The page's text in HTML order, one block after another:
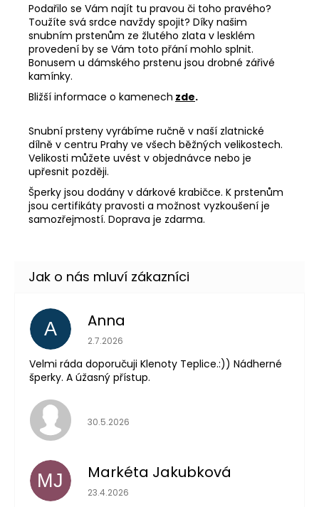
Podařilo se Vám najít tu pravou či toho pravého?
Toužíte svá srdce navždy spojit? Díky našim
snubním prstenům ze žlutého zlata v lesklém
provedení by se Vám toto přání mohlo splnit.
Bonusem u dámského prstenu jsou drobné zářivé
kamínky.
Bližší informace o kamenech zde.
Snubní prsteny vyrábíme ručně v naší zlatnické
dílně v centru Prahy ve všech běžných velikostech.
Velikosti můžete uvést v objednávce nebo je
upřesnit později.
Šperky jsou dodány v dárkové krabičce. K prstenům
jsou certifikáty pravosti a možnost vyzkoušení je
samozřejmostí. Doprava je zdarma.
A Anna
Hodnocení obchodu je 5 z 5 hvězdiček.
2.7.2026
Velmi ráda doporučuji Klenoty Teplice.:)) Nádherné
šperky. A úžasný přístup.
Hodnocení obchodu je 5 z 5 hvězdiček.
30.5.2026
MJ Markéta Jakubková
Hodnocení obchodu je 5 z 5 hvězdiček.
23.4.2026